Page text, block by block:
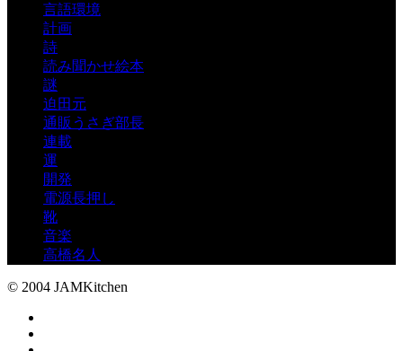
言語環境
計画
詩
読み聞かせ絵本
謎
迫田元
通販うさぎ部長
連載
運
開発
電源長押し
靴
音楽
高橋名人
© 2004 JAMKitchen